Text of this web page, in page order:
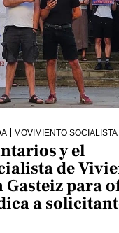
MOVIMIENTO SOCIALISTA
y el
de
para
a